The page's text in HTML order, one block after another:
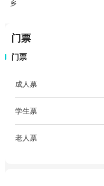
乡
门票
门票
成人票
学生票
老人票